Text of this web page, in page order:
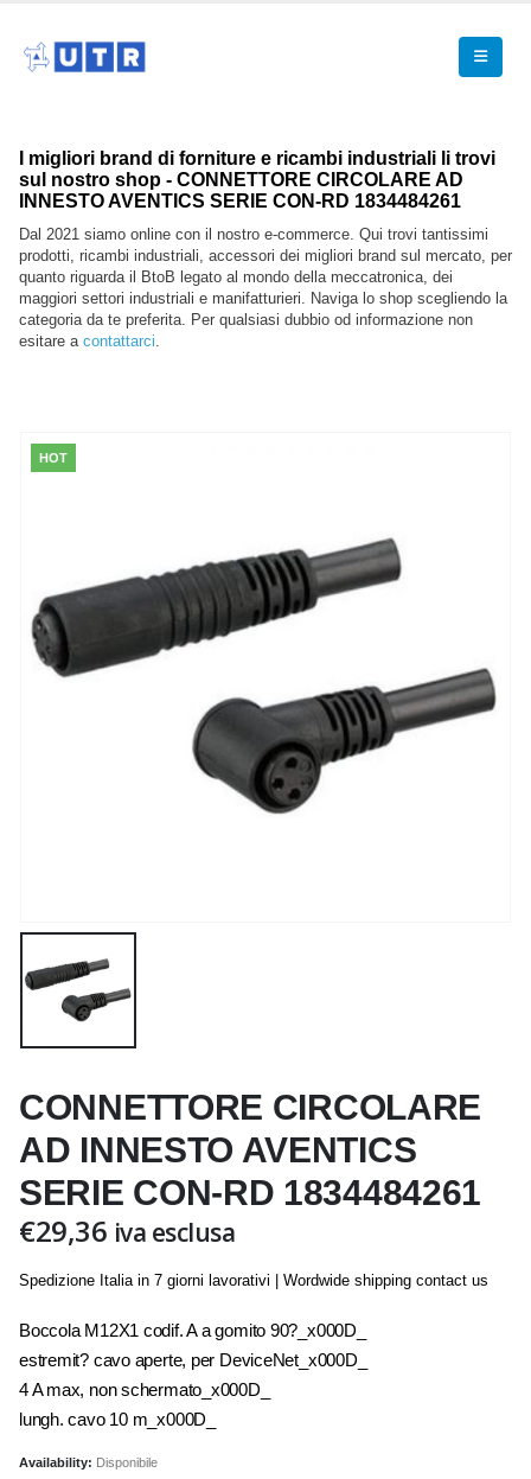
I migliori brand di forniture e ricambi industriali li trovi
sul nostro shop - CONNETTORE CIRCOLARE AD
INNESTO AVENTICS SERIE CON-RD 1834484261
Dal 2021 siamo online con il nostro e-commerce. Qui trovi tantissimi
prodotti, ricambi industriali, accessori dei migliori brand sul mercato, per
quanto riguarda il BtoB legato al mondo della meccatronica, dei
maggiori settori industriali e manifatturieri. Naviga lo shop scegliendo la
categoria da te preferita. Per qualsiasi dubbio od informazione non
esitare a contattarci.
HOT
CONNETTORE CIRCOLARE
AD INNESTO AVENTICS
SERIE CON-RD 1834484261
€29,36 iva esclusa
Spedizione Italia in 7 giorni lavorativi | Wordwide shipping contact us
Boccola M12X1 codif. A a gomito 90?_x000D_
estremit? cavo aperte, per DeviceNet_x000D_
4 A max, non schermato_x000D_
lungh. cavo 10 m_x000D_
Availability: Disponibile